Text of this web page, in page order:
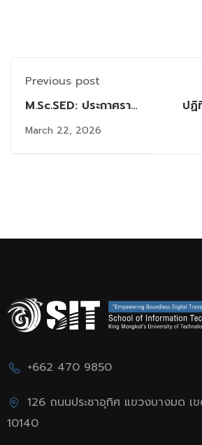
Previous post
M.Sc.SED: ประกาศราย
ชื่อและผังสอบ
Comprehensive (จัด
March 22, 2026
ปฏิ
+662 470 9850
126 ถนนประชาอุทิศ แขวงบางมด เ
10140